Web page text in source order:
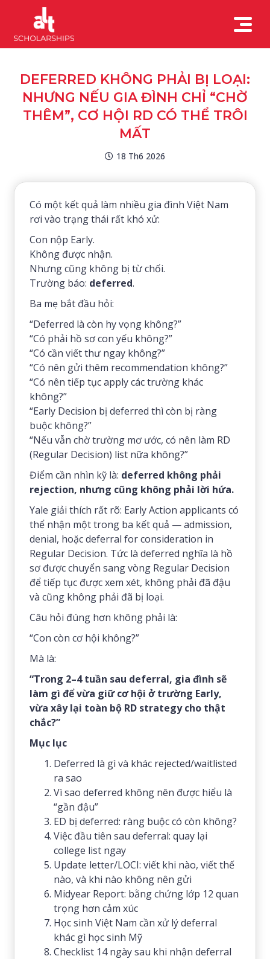
DEFERRED KHÔNG PHẢI BỊ LOẠI:
NHƯNG NẾU GIA ĐÌNH CHỈ “CHỜ
THÊM”, CƠ HỘI RD CÓ THỂ TRÔI
MẤT
18 Th6 2026
Có một kết quả làm nhiều gia đình Việt Nam
rơi vào trạng thái rất khó xử:
Con nộp Early.
Không được nhận.
Nhưng cũng không bị từ chối.
Trường báo: deferred.
Ba mẹ bắt đầu hỏi:
“Deferred là còn hy vọng không?”
“Có phải hồ sơ con yếu không?”
“Có cần viết thư ngay không?”
“Có nên gửi thêm recommendation không?”
“Có nên tiếp tục apply các trường khác
không?”
“Early Decision bị deferred thì còn bị ràng
buộc không?”
“Nếu vẫn chờ trường mơ ước, có nên làm RD
(Regular Decision) list nữa không?”
Điểm cần nhìn kỹ là: deferred không phải
rejection, nhưng cũng không phải lời hứa.
Yale giải thích rất rõ: Early Action applicants có
thể nhận một trong ba kết quả — admission,
denial, hoặc deferral for consideration in
Regular Decision. Tức là deferred nghĩa là hồ
sơ được chuyển sang vòng Regular Decision
để tiếp tục được xem xét, không phải đã đậu
và cũng không phải đã bị loại.
Câu hỏi đúng hơn không phải là:
“Con còn cơ hội không?”
Mà là:
“Trong 2–4 tuần sau deferral, gia đình sẽ
làm gì để vừa giữ cơ hội ở trường Early,
vừa xây lại toàn bộ RD strategy cho thật
chắc?”
Mục lục
Deferred là gì và khác rejected/waitlisted
ra sao
Vì sao deferred không nên được hiểu là
“gần đậu”
ED bị deferred: ràng buộc có còn không?
Việc đầu tiên sau deferral: quay lại
college list ngay
Update letter/LOCI: viết khi nào, viết thế
nào, và khi nào không nên gửi
Midyear Report: bằng chứng lớp 12 quan
trọng hơn cảm xúc
Học sinh Việt Nam cần xử lý deferral
khác gì học sinh Mỹ
Checklist 14 ngày sau khi nhận deferral